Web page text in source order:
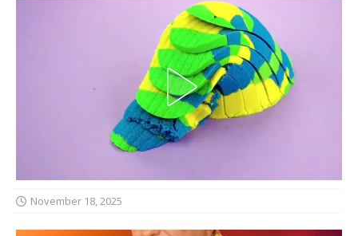
November 18, 2025